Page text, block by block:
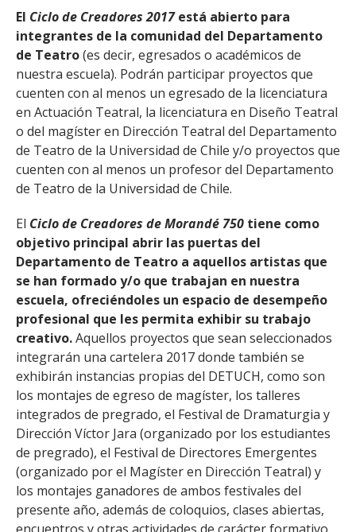
El Ciclo de Creadores 2017está abierto para
integrantes de la comunidad del Departamento
de Teatro(es decir, egresados o académicos de
nuestra escuela). Podrán participar proyectos que
cuenten con al menos un egresado de la licenciatura
en Actuación Teatral, la licenciatura en Diseño Teatral
o del magíster en Dirección Teatral del Departamento
de Teatro de la Universidad de Chile y/o proyectos que
cuenten con al menos un profesor del Departamento
de Teatro de la Universidad de Chile.
El Ciclo de Creadores de Morandé 750 tiene como
objetivo principal abrir las puertas del
Departamento de Teatro a aquellos artistas que
se han formado y/o que trabajan en nuestra
escuela, ofreciéndoles un espacio de desempeño
profesional que les permita exhibir su trabajo
creativo.Aquellos proyectos que sean seleccionados
integrarán una cartelera 2017 donde también se
exhibirán instancias propias del DETUCH, como son
los montajes de egreso de magíster, los talleres
integrados de pregrado, el Festival de Dramaturgia y
Dirección Víctor Jara (organizado por los estudiantes
de pregrado), el Festival de Directores Emergentes
(organizado por el Magíster en Dirección Teatral) y
los montajes ganadores de ambos festivales del
presente año, además de coloquios, clases abiertas,